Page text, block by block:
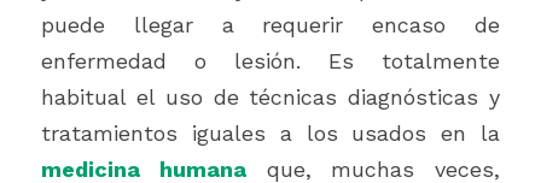
puede llegar a requerir encaso de
enfermedad o lesión. Es totalmente
habitual el uso de técnicas diagnósticas y
medicina humana que, muchas veces,